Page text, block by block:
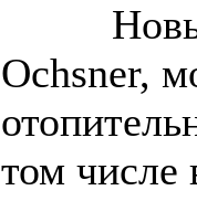
Новый
Ochsner,
том